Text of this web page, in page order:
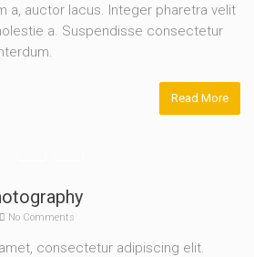
a, auctor lacus. Integer pharetra velit
a. Suspendisse consectetur
Read More
No Comments
consectetur adipiscing elit.